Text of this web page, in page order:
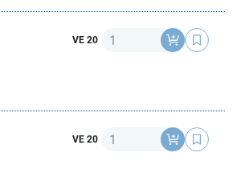
VE 20 Anzahl
VE 20 Anzahl